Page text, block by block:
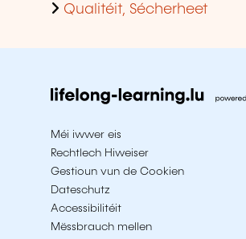
Qualitéit, Sécherheet
Méi iwwer eis
Rechtlech Hiweiser
Gestioun vun de Cookien
Dateschutz
Accessibilitéit
Mëssbrauch mellen